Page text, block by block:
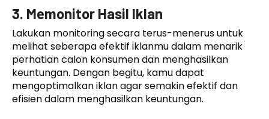
3. Memonitor Hasil Iklan
Lakukan monitoring secara terus-menerus untuk
melihat seberapa efektif iklanmu dalam menarik
perhatian calon konsumen dan menghasilkan
keuntungan. Dengan begitu, kamu dapat
mengoptimalkan iklan agar semakin efektif dan
efisien dalam menghasilkan keuntungan.